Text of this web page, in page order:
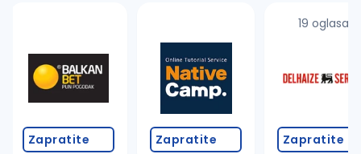
Takođe možete da:
proverite pravopisne greške (koristite č, ć, š, đ,
povećajte radijus za odabrani grad
promenite odabrane filtere pretrage
Zapratite Zapratite
19 oglasa
Zapratite